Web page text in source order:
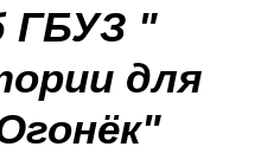
ГБУЗ "
для